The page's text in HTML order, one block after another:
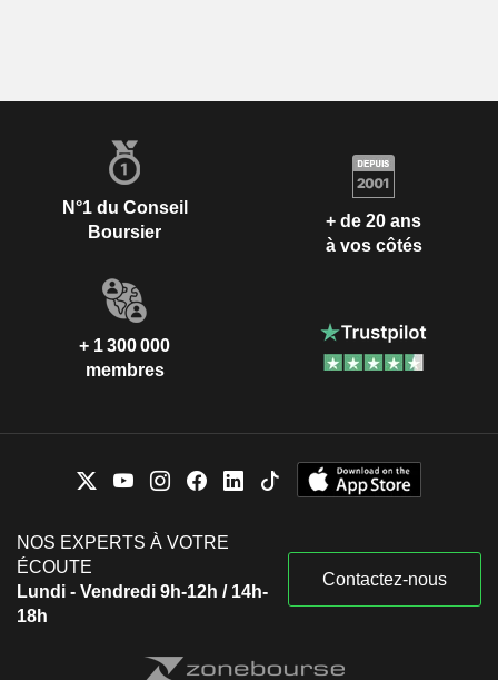
N°1 du Conseil
Boursier
+ de 20 ans
à vos côtés
+ 1 300 000
membres
NOS EXPERTS À VOTRE
ÉCOUTE
Lundi - Vendredi 9h-12h / 14h-
18h
Contactez-nous